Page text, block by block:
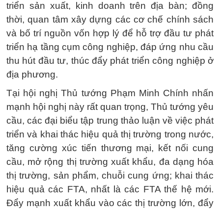
triển sản xuất, kinh doanh trên địa bàn; đồng
thời, quan tâm xây dựng các cơ chế chính sách
và bố trí nguồn vốn hợp lý để hỗ trợ đầu tư phát
triển hạ tầng cụm công nghiệp, đáp ứng nhu cầu
thu hút đầu tư, thúc đẩy phát triển công nghiệp ở
địa phương.
Tại hội nghị Thủ tướng Phạm Minh Chính nhấn
mạnh hội nghị này rất quan trọng, Thủ tướng yêu
cầu, các đại biểu tập trung thảo luận về việc phát
triển và khai thác hiệu quả thị trường trong nước,
tăng cường xúc tiến thương mại, kết nối cung
cầu, mở rộng thị trường xuất khẩu, đa dạng hóa
thị trường, sản phẩm, chuỗi cung ứng; khai thác
hiệu quả các FTA, nhất là các FTA thế hệ mới.
Đẩy mạnh xuất khẩu vào các thị trường lớn, đẩy